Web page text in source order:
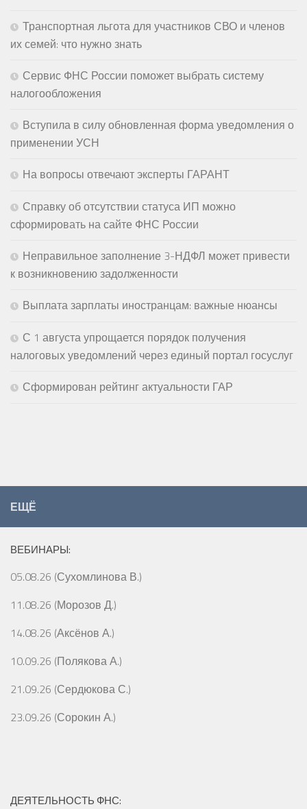
Транспортная льгота для участников СВО и членов
их семей: что нужно знать
Сервис ФНС России поможет выбрать систему
налогообложения
Вступила в силу обновленная форма уведомления о
применении УСН
На вопросы отвечают эксперты ГАРАНТ
Справку об отсутствии статуса ИП можно
сформировать на сайте ФНС России
Неправильное заполнение 3-НДФЛ может привести
к возникновению задолженности
Выплата зарплаты иностранцам: важные нюансы
С 1 августа упрощается порядок получения
налоговых уведомлений через единый портал госуслуг
Сформирован рейтинг актуальности ГАР
ЕЩЁ
ВЕБИНАРЫ:
05.08.26 (Сухомлинова В.)
11.08.26 (Морозов Д.)
14.08.26 (Аксёнов А.)
10.09.26 (Полякова А.)
21.09.26 (Сердюкова С.)
23.09.26 (Сорокин А.)
ДЕЯТЕЛЬНОСТЬ ФНС: